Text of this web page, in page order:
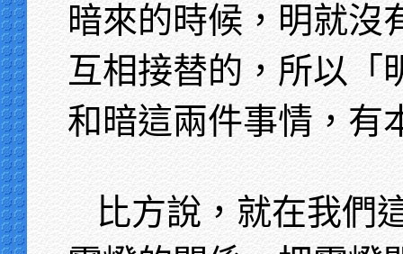
暗來的時候，明就沒
互相接替的，所以「
和暗這兩件事情，有
比方說，就在我們